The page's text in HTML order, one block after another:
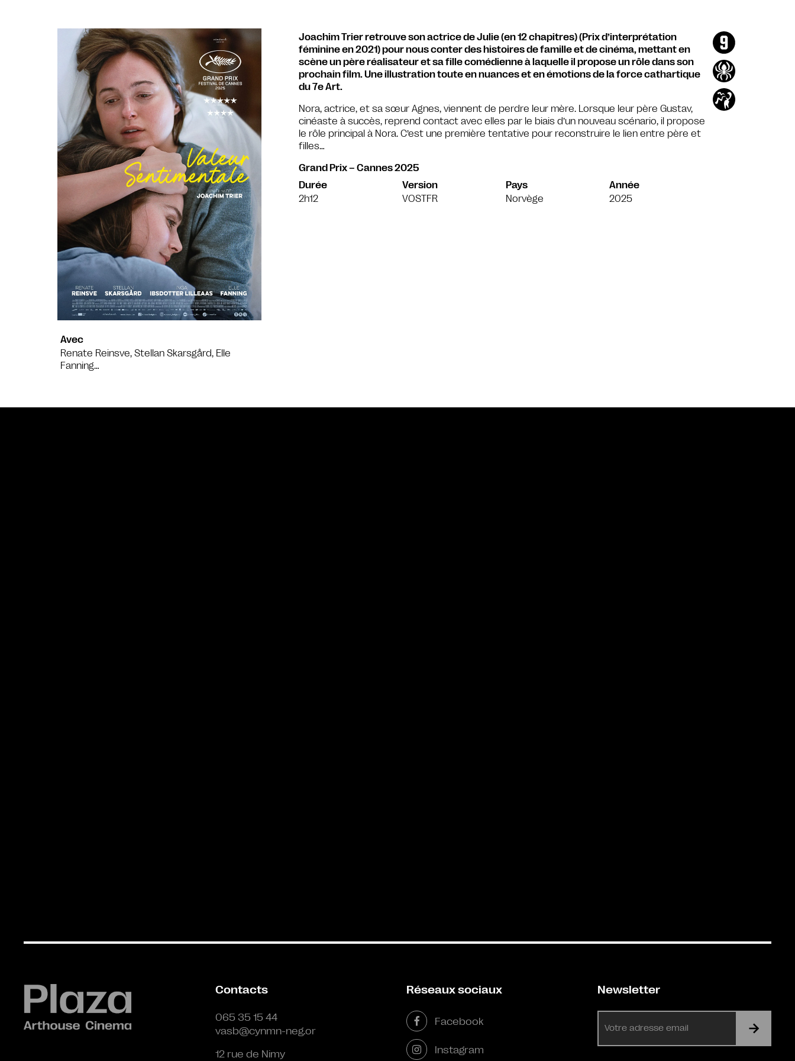
Avec
Renate Reinsve, Stellan Skarsgård, Elle
Fanning…
Joachim Trier retrouve son actrice de Julie (en 12 chapitres) (Prix d’interprétation
féminine en 2021) pour nous conter des histoires de famille et de cinéma, mettant en
scène un père réalisateur et sa fille comédienne à laquelle il propose un rôle dans son
prochain film. Une illustration toute en nuances et en émotions de la force cathartique
du 7e Art.
Nora, actrice, et sa sœur Agnes, viennent de perdre leur mère. Lorsque leur père Gustav,
cinéaste à succès, reprend contact avec elles par le biais d’un nouveau scénario, il propose
le rôle principal à Nora. C’est une première tentative pour reconstruire le lien entre père et
filles…
Grand Prix – Cannes 2025
Durée
2h12
Version
VOSTFR
Pays
Norvège
Année
2025
Contacts
065 35 15 44
vasb@cynmn-neg.or
12 rue de Nimy
Réseaux sociaux
Facebook
Instagram
Newsletter
mail